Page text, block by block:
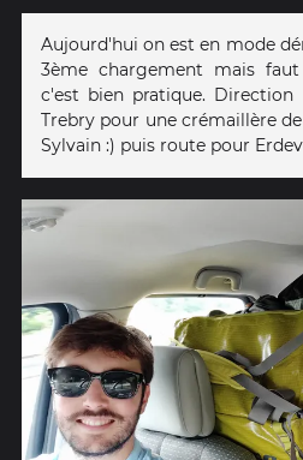
Aujourd'hui on est en mode
3ème chargement mais
c'est bien pratique. Direction
Trebry pour une crémaillère
Sylvain :) puis route pour